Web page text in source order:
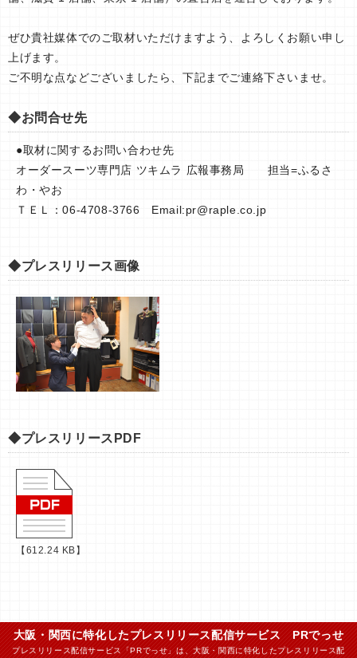
ぜひ貴社媒体でのご取材いただけますよう、よろしくお願い申し
上げます。
ご不明な点などございましたら、下記までご連絡下さいませ。
◆お問合せ先
●取材に関するお問い合わせ先
オーダースーツ専門店 ツキムラ 広報事務局 担当=ふるさ
わ・やお
ＴＥＬ：06-4708-3766 Email:pr@raple.co.jp
◆プレスリリース画像
◆プレスリリースPDF
【612.24 KB】
大阪・関西に特化したプレスリリース配信サービス PRでっせ
プレスリリース配信サービス「PRでっせ」は、大阪・関西に特化したプレスリリース配